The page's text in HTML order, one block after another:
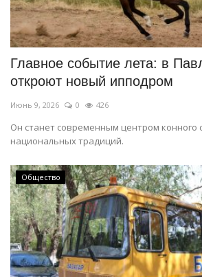
Главное событие лета: в
откроют новый ипподром
Июнь 9, 2026 0 426
Он станет современным центром конного
национальных традиций.
Общество